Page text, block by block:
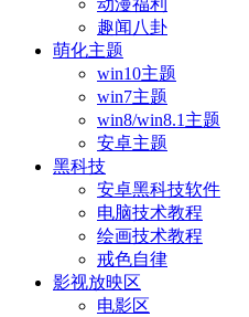
动漫福利
趣闻八卦
萌化主题
win10主题
win7主题
win8/win8.1主题
安卓主题
黑科技
安卓黑科技软件
电脑技术教程
绘画技术教程
戒色自律
影视放映区
电影区